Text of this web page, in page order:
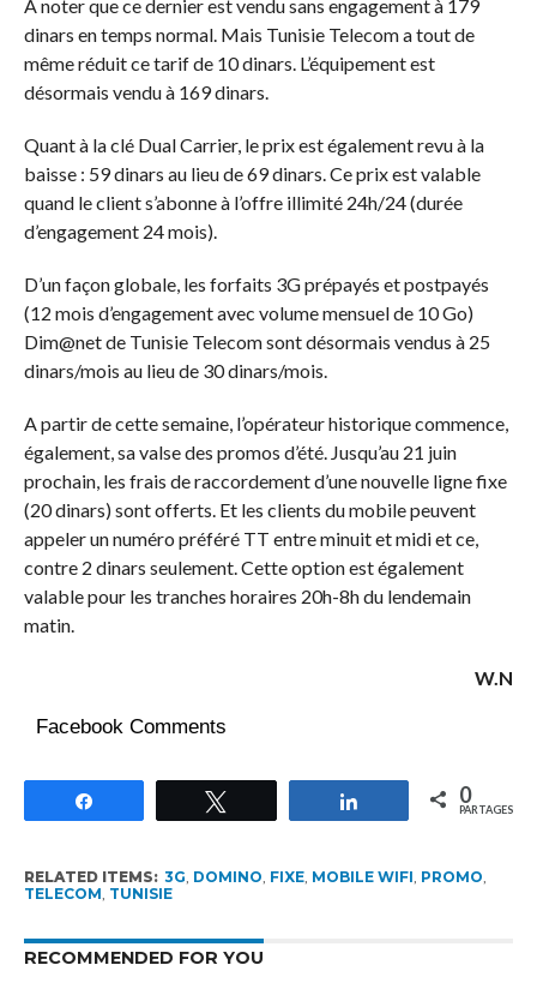
A noter que ce dernier est vendu sans engagement à 179
dinars en temps normal. Mais Tunisie Telecom a tout de
même réduit ce tarif de 10 dinars. L’équipement est
désormais vendu à 169 dinars.
Quant à la clé Dual Carrier, le prix est également revu à la
baisse : 59 dinars au lieu de 69 dinars. Ce prix est valable
quand le client s’abonne à l’offre illimité 24h/24 (durée
d’engagement 24 mois).
D’un façon globale, les forfaits 3G prépayés et postpayés
(12 mois d’engagement avec volume mensuel de 10 Go)
Dim@net de Tunisie Telecom sont désormais vendus à 25
dinars/mois au lieu de 30 dinars/mois.
A partir de cette semaine, l’opérateur historique commence,
également, sa valse des promos d’été. Jusqu’au 21 juin
prochain, les frais de raccordement d’une nouvelle ligne fixe
(20 dinars) sont offerts. Et les clients du mobile peuvent
appeler un numéro préféré TT entre minuit et midi et ce,
contre 2 dinars seulement. Cette option est également
valable pour les tranches horaires 20h-8h du lendemain
matin.
W.N
Facebook Comments
Partagez 0
PARTAGES
RELATED ITEMS: 3G, DOMINO, FIXE, MOBILE WIFI, PROMO,
TELECOM, TUNISIE
RECOMMENDED FOR YOU